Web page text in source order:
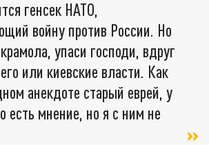
генсек НАТО,
войну против России. Но
упаси господи, вдруг
или киевские власти. Как
анекдоте старый еврей, у
есть мнение, но я с ним не